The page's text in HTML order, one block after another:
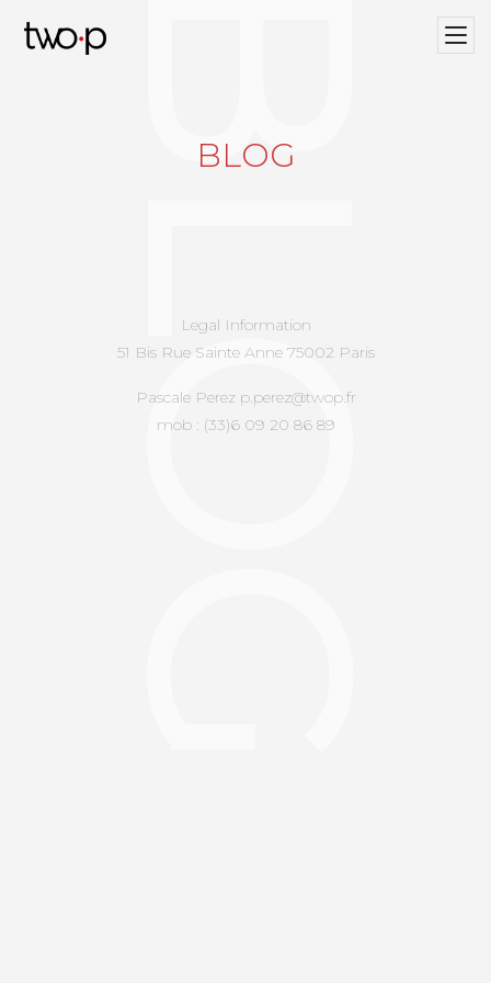
BLOG
BLOG
Legal Information
51 Bis Rue Sainte Anne 75002 Paris
Pascale Perez p.perez@twop.fr
mob : (33)6 09 20 86 89